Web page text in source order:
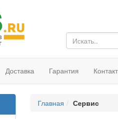
Доставка Гарантия
Главная Сервис